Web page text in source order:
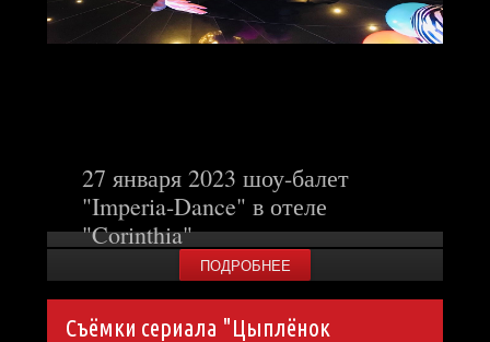
27 января 2023 шоу-балет
"Imperia-Dance" в отеле
"Corinthia"
ПОДРОБНЕЕ
Съёмки сериала "Цыплёнок